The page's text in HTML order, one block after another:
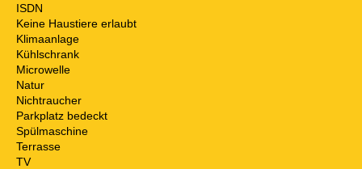
ISDN
Keine Haustiere erlaubt
Klimaanlage
Kühlschrank
Microwelle
Natur
Nichtraucher
Parkplatz bedeckt
Spülmaschine
Terrasse
TV